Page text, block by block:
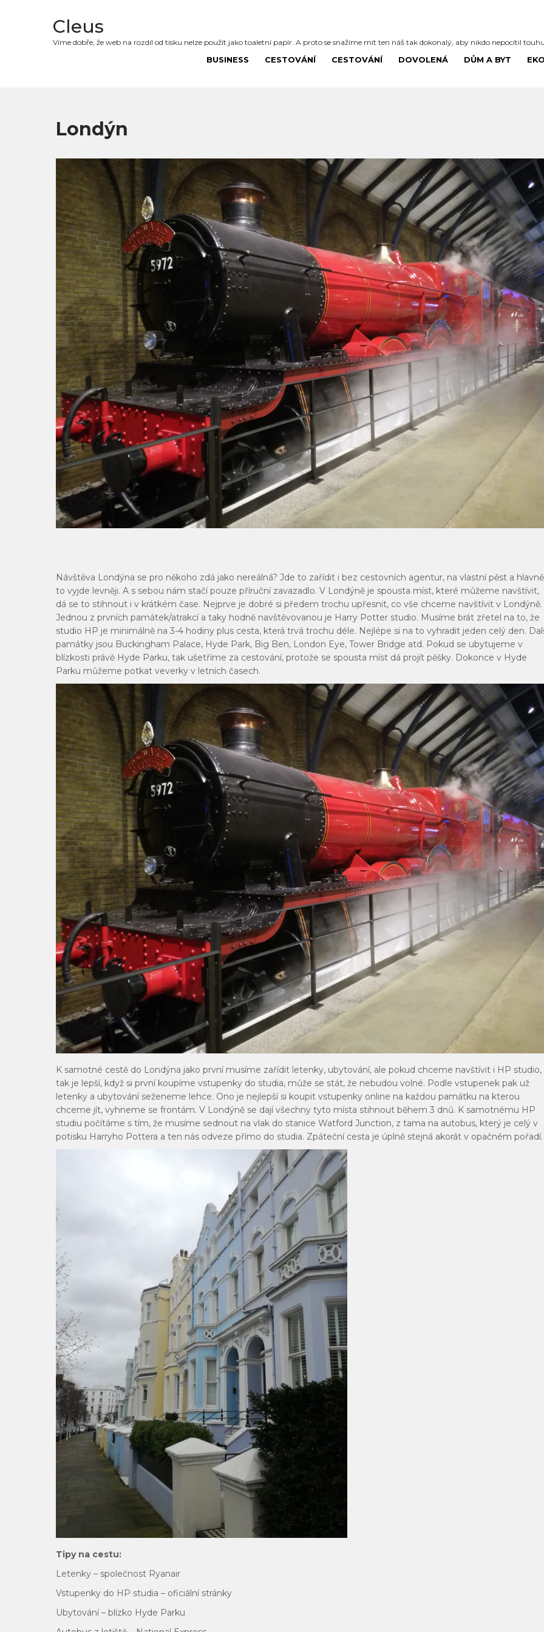
Cleus
Víme dobře, že web na rozdíl od tisku nelze použít jako toaletní papír. A proto se snažíme mít ten náš tak dokonalý, aby nikdo nepocítil
BUSINESS CESTOVÁNÍ CESTOVÁNÍ DOVOLENÁ DŮM A BYT
Londýn
Návštěva Londýna se pro někoho zdá jako nereálná? Jde to zařídit i bez cestovních agentur, na vlastní pěst a hlavně
to vyjde levněji. A s sebou nám stačí pouze příruční zavazadlo. V Londýně je spousta míst, které můžeme navštívit,
dá se to stihnout i v krátkém čase. Nejprve je dobré si předem trochu upřesnit, co vše chceme navštívit v Londýně.
Jednou z prvních památek/atrakcí a taky hodně navštěvovanou je Harry Potter studio. Musíme brát zřetel na to, že
studio HP je minimálně na 3-4 hodiny plus cesta, která trvá trochu déle. Nejlépe si na to vyhradit jeden celý den.
památky jsou Buckingham Palace, Hyde Park, Big Ben, London Eye, Tower Bridge atd. Pokud se ubytujeme v
blízkosti právě Hyde Parku, tak ušetříme za cestování, protože se spousta míst dá projít pěšky. Dokonce v Hyde
Parku můžeme potkat veverky v letních časech.
K samotné cestě do Londýna jako první musíme zařídit letenky, ubytování, ale pokud chceme navštívit i HP studio,
tak je lepší, když si první koupíme vstupenky do studia, může se stát, že nebudou volné. Podle vstupenek pak už
letenky a ubytování seženeme lehce. Ono je nejlepší si koupit vstupenky online na každou památku na kterou
chceme jít, vyhneme se frontám. V Londýně se dají všechny tyto místa stihnout během 3 dnů. K samotnému HP
studiu počítáme s tím, že musíme sednout na vlak do stanice Watford Junction, z tama na autobus, který je celý v
potisku Harryho Pottera a ten nás odveze přímo do studia. Zpáteční cesta je úplně stejná akorát v opačném pořadí.
Tipy na cestu:
Letenky – společnost Ryanair
Vstupenky do HP studia – oficiální stránky
Ubytování – blízko Hyde Parku